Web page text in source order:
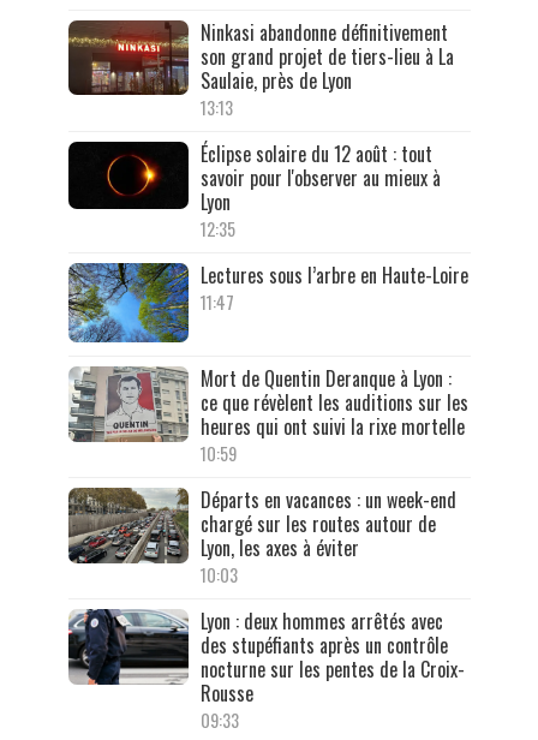
Ninkasi abandonne définitivement
son grand projet de tiers-lieu à La
Saulaie, près de Lyon
13:13
Éclipse solaire du 12 août : tout
savoir pour l'observer au mieux à
Lyon
12:35
Lectures sous l’arbre en Haute-Loire
11:47
Mort de Quentin Deranque à Lyon :
ce que révèlent les auditions sur les
heures qui ont suivi la rixe mortelle
10:59
Départs en vacances : un week-end
chargé sur les routes autour de
Lyon, les axes à éviter
10:03
Lyon : deux hommes arrêtés avec
des stupéfiants après un contrôle
nocturne sur les pentes de la Croix-
Rousse
09:33